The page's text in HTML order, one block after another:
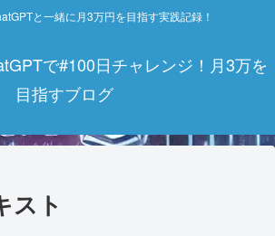
と一緒に月3万円を目指す実践記録！
で#100日チャレンジ！月3万を
目指すブログ
スト